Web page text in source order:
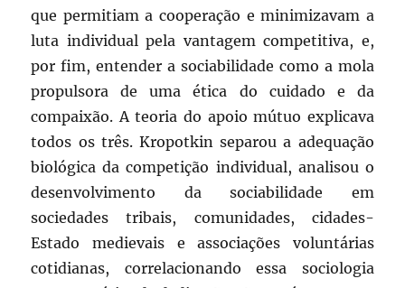
que permitiam a cooperação e minimizavam a
luta individual pela vantagem competitiva, e,
por fim, entender a sociabilidade como a mola
propulsora de uma ética do cuidado e da
compaixão. A teoria do apoio mútuo explicava
todos os três. Kropotkin separou a adequação
biológica da competição individual, analisou o
desenvolvimento da sociabilidade em
sociedades tribais, comunidades, cidades-
Estado medievais e associações voluntárias
cotidianas, correlacionando essa sociologia